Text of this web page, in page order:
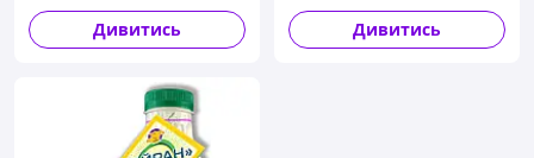
Дивитись Дивитись